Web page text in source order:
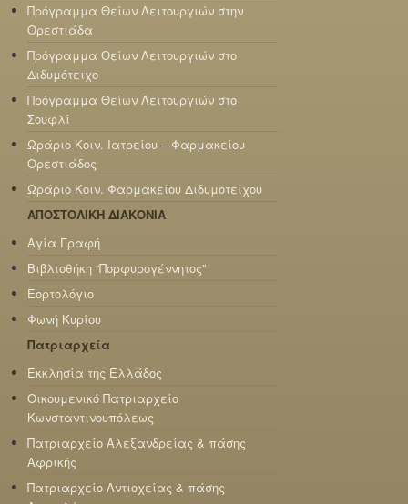
Πρόγραμμα Θείων Λειτουργιών στην
Ορεστιάδα
Πρόγραμμα Θείων Λειτουργιών στο
Διδυμότειχο
Πρόγραμμα Θείων Λειτουργιών στο
Σουφλί
Ωράριο Κοιν. Ιατρείου – Φαρμακείου
Ορεστιάδος
Ωράριο Κοιν. Φαρμακείου Διδυμοτείχου
ΑΠΟΣΤΟΛΙΚΗ ΔΙΑΚΟΝΙΑ
Αγία Γραφή
Βιβλιοθήκη “Πορφυρογέννητος”
Εορτολόγιο
Φωνή Κυρίου
Πατριαρχεία
Εκκλησία της Ελλάδος
Οικουμενικό Πατριαρχείο
Κωνσταντινουπόλεως
Πατριαρχείο Αλεξανδρείας & πάσης
Αφρικής
Πατριαρχείο Αντιοχείας & πάσης